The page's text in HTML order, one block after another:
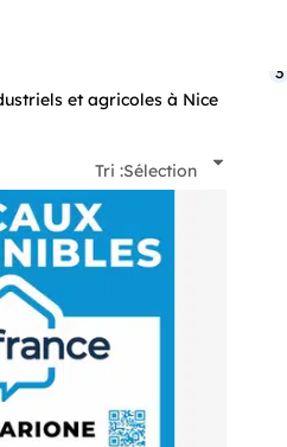
et agricoles à Nice
3
Tri :Sélection